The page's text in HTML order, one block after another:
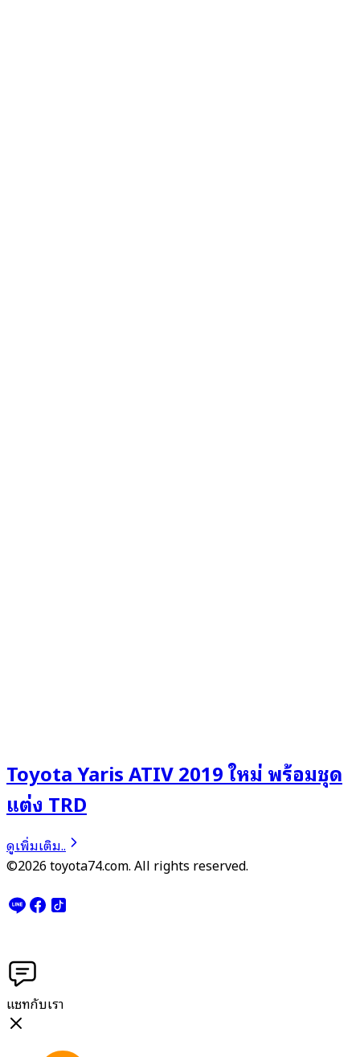
Toyota Yaris ATIV 2019 ใหม่ พร้อมชุด
แต่ง TRD
ดูเพิ่มเติม..
©2026 toyota74.com. All rights reserved.
แชทกับเรา